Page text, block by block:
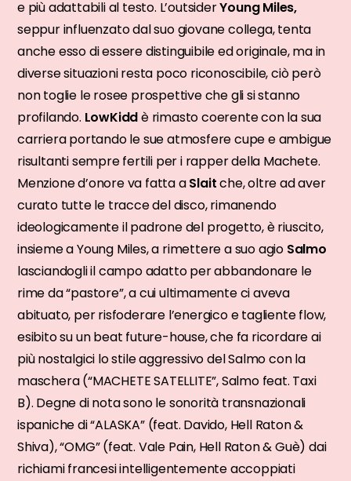
e più adattabili al testo. L’outsiderYoung Miles,
seppur influenzato dal suo giovane collega, tenta
anche esso di essere distinguibile ed originale, ma in
diverse situazioni resta poco riconoscibile, ciò però
non toglie le rosee prospettive che gli si stanno
profilando. LowKiddè rimasto coerente con la sua
carriera portando le sue atmosfere cupe e ambigue
risultanti sempre fertili per i rapper della Machete.
Menzione d’onore va fatta aSlaitche, oltre ad aver
curato tutte le tracce del disco, rimanendo
ideologicamente il padrone del progetto, è riuscito,
insieme a Young Miles, a rimettere a suo agio Salmo
lasciandogli il campo adatto per abbandonare le
rime da “pastore”, a cui ultimamente ci aveva
abituato, per risfoderare l’energico e tagliente flow,
esibito su un beat future-house, che fa ricordare ai
più nostalgici lo stile aggressivo del Salmo con la
maschera (“MACHETE SATELLITE”, Salmo feat. Taxi
B). Degne di nota sono le sonorità transnazionali
ispaniche di “ALASKA” (feat. Davido, Hell Raton &
Shiva), “OMG” (feat. Vale Pain, Hell Raton & Guè) dai
richiami francesi intelligentemente accoppiati